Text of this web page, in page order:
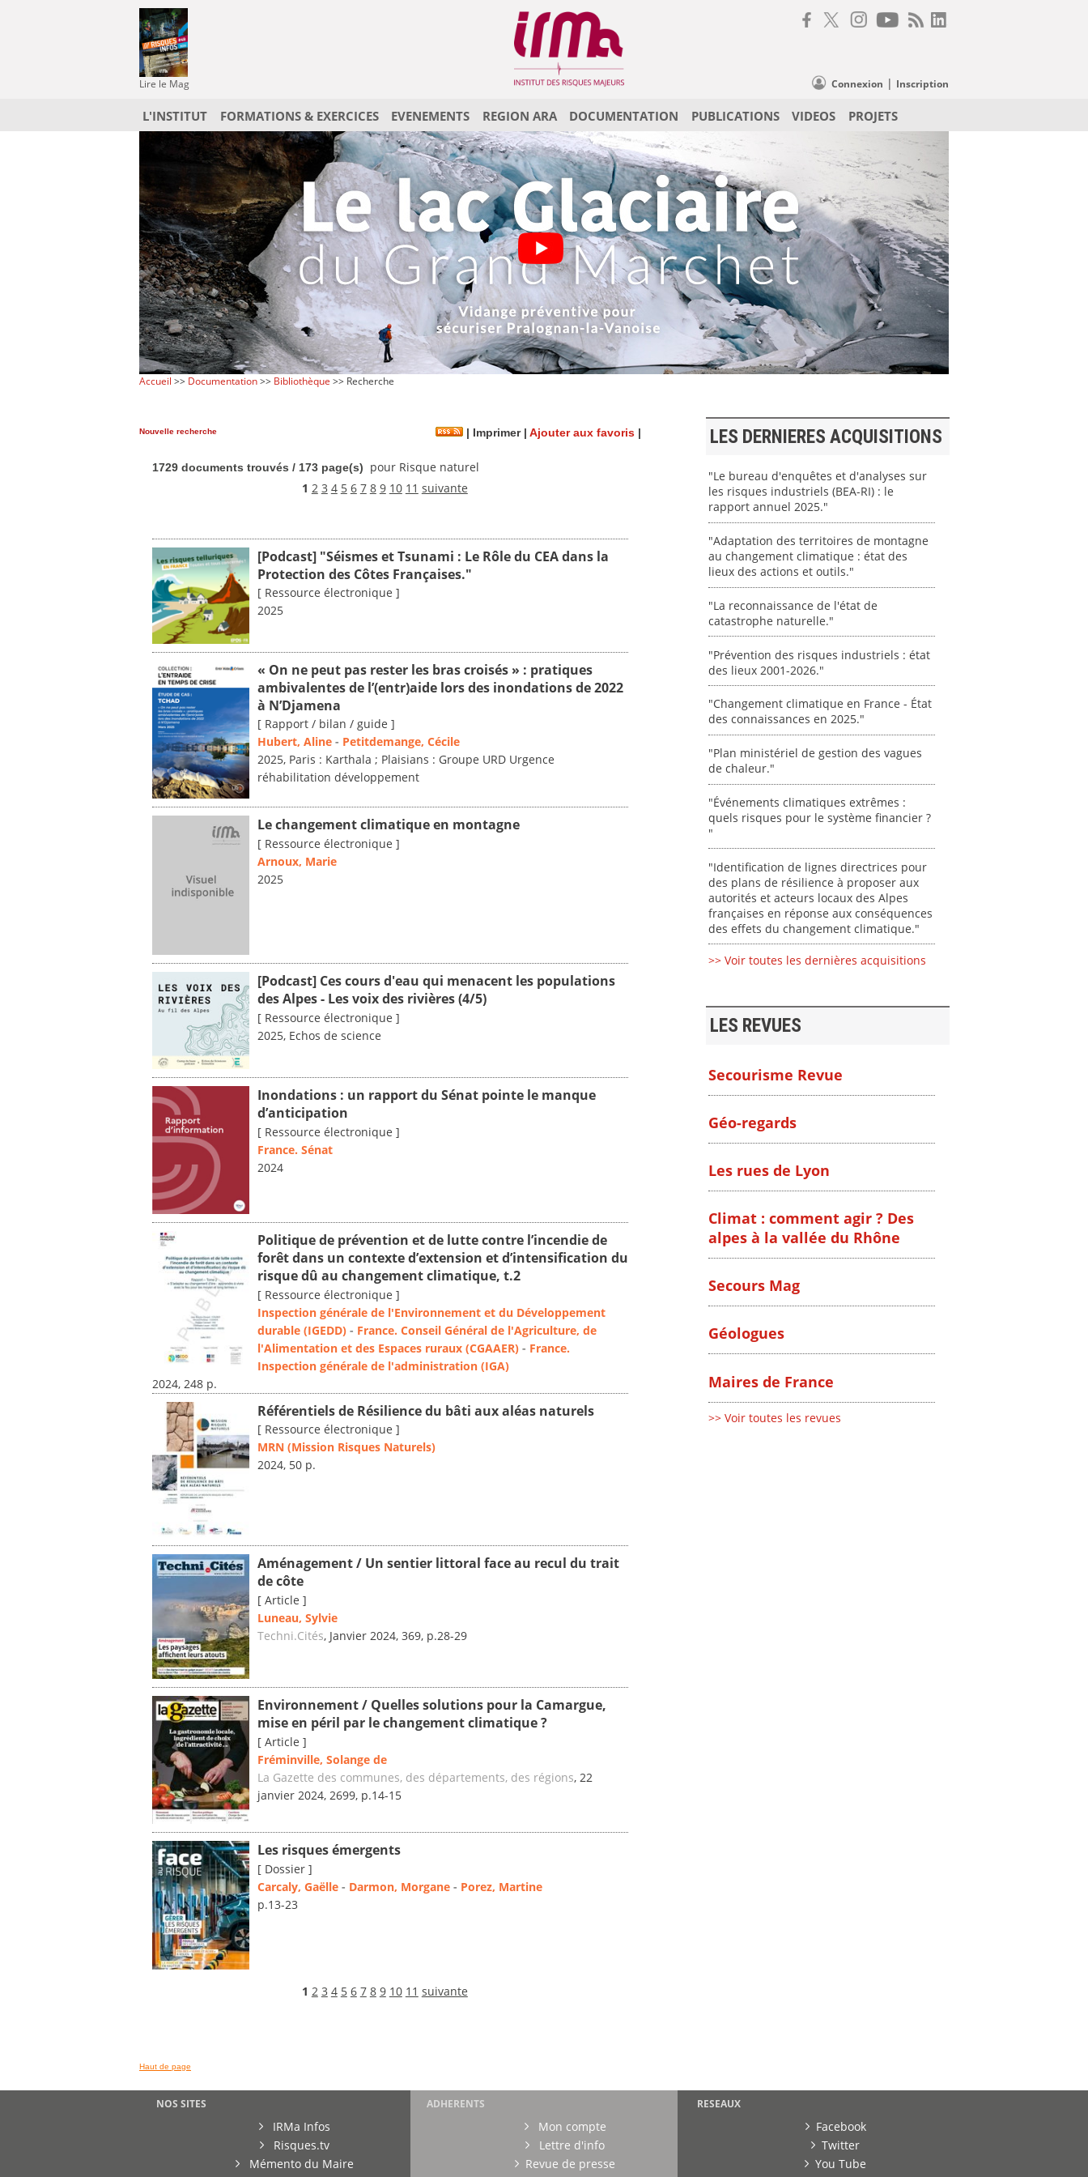
Lire le Mag Connexion | Inscription
L'INSTITUT FORMATIONS & EXERCICES EVENEMENTS REGION ARA DOCUMENTATION PUBLICATIONS VIDEOS PROJETS
Accueil >> Documentation>> Bibliothèque >> Recherche
Nouvelle recherche | Imprimer| Ajouter aux favoris |
1729 documents trouvés / 173 page(s)
pour Risque naturel
1 2 3 4 5 6 7 8 9 10 11 suivante
[Podcast] "Séismes et Tsunami : Le Rôle du CEA dans la
Protection des Côtes Françaises."
[ Ressource électronique ]
2025
« On ne peut pas rester les bras croisés » : pratiques
ambivalentes de l’(entr)aide lors des inondations de 2022
à N’Djamena
[ Rapport / bilan / guide ]
Hubert, Aline - Petitdemange, Cécile
2025, Paris : Karthala ; Plaisians : Groupe URD Urgence
réhabilitation développement
Le changement climatique en montagne
[ Ressource électronique ]
Arnoux, Marie
2025
[Podcast] Ces cours d'eau qui menacent les populations
des Alpes - Les voix des rivières (4/5)
[ Ressource électronique ]
2025, Echos de science
Inondations : un rapport du Sénat pointe le manque
d’anticipation
[ Ressource électronique ]
France. Sénat
2024
Politique de prévention et de lutte contre l’incendie de
forêt dans un contexte d’extension et d’intensification du
risque dû au changement climatique, t.2
[ Ressource électronique ]
Inspection générale de l'Environnement et du Développement
durable (IGEDD) - France. Conseil Général de l'Agriculture, de
l'Alimentation et des Espaces ruraux (CGAAER) - France.
Inspection générale de l'administration (IGA)
2024, 248 p.
Référentiels de Résilience du bâti aux aléas naturels
[ Ressource électronique ]
MRN (Mission Risques Naturels)
2024, 50 p.
Aménagement / Un sentier littoral face au recul du trait
de côte
[ Article ]
Luneau, Sylvie
Techni.Cités, Janvier 2024, 369, p.28-29
Environnement / Quelles solutions pour la Camargue,
mise en péril par le changement climatique ?
[ Article ]
Fréminville, Solange de
La Gazette des communes, des départements, des régions, 22
janvier 2024, 2699, p.14-15
Les risques émergents
[ Dossier ]
Carcaly, Gaëlle - Darmon, Morgane - Porez, Martine
p.13-23
1 2 3 4 5 6 7 8 9 10 11 suivante
LES DERNIERES ACQUISITIONS
"Le bureau d'enquêtes et d'analyses sur
les risques industriels (BEA-RI) : le
rapport annuel 2025."
"Adaptation des territoires de montagne
au changement climatique : état des
lieux des actions et outils."
"La reconnaissance de l'état de
catastrophe naturelle."
"Prévention des risques industriels : état
des lieux 2001-2026."
"Changement climatique en France - État
des connaissances en 2025."
"Plan ministériel de gestion des vagues
de chaleur."
"Événements climatiques extrêmes :
quels risques pour le système financier ?
"
"Identification de lignes directrices pour
des plans de résilience à proposer aux
autorités et acteurs locaux des Alpes
françaises en réponse aux conséquences
des effets du changement climatique."
>> Voir toutes les dernières acquisitions
LES REVUES
Secourisme Revue
Géo-regards
Les rues de Lyon
Climat : comment agir ? Des
alpes à la vallée du Rhône
Secours Mag
Géologues
Maires de France
>> Voir toutes les revues
Haut de page
NOS SITES
IRMa Infos
Risques.tv
Mémento du Maire
ADHERENTS
Mon compte
Lettre d'info
Revue de presse
RESEAUX
Facebook
Twitter
You Tube